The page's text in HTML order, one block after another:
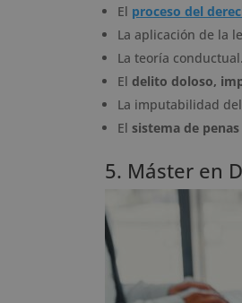
El proceso del
La aplicación de la
La teoría conductual.
El delito doloso,
La imputabilidad
El sistema de penas
5. Máster en